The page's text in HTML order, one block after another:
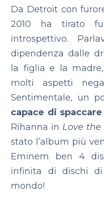
Da Detroit con
2010 ha tirato
introspettivo.
dipendenza dalle
la figlia e la
molti aspetti
Sentimentale, un
capace di spaccare
Rihanna in Love the
stato l’album più
Eminem ben 4
infinita di dischi
mondo!